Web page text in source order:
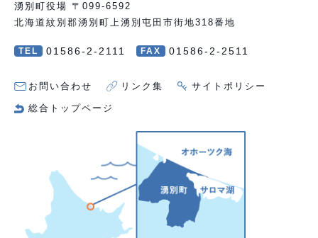
湧別町役場 〒099-6592
北海道紋別郡湧別町上湧別屯田市街地318番地
TEL 01586-2-2111 FAX 01586-2-2511
お問い合わせ リンク集 サイトポリシー
総合トップページ